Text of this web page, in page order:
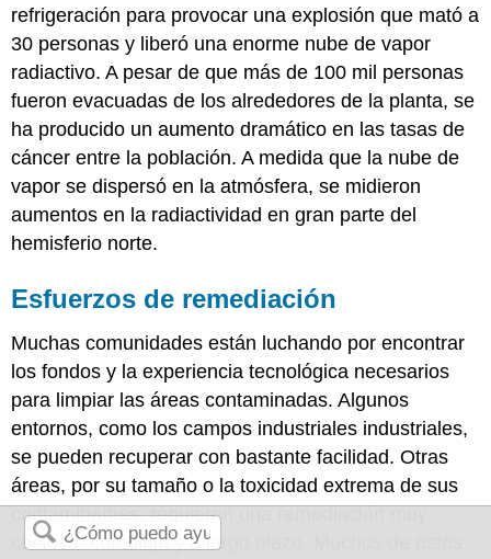
refrigeración para provocar una explosión que mató a
30 personas y liberó una enorme nube de vapor
radiactivo. A pesar de que más de 100 mil personas
fueron evacuadas de los alrededores de la planta, se
ha producido un aumento dramático en las tasas de
cáncer entre la población. A medida que la nube de
vapor se dispersó en la atmósfera, se midieron
aumentos en la radiactividad en gran parte del
hemisferio norte.
Esfuerzos de remediación
Muchas comunidades están luchando por encontrar
los fondos y la experiencia tecnológica necesarios
para limpiar las áreas contaminadas. Algunos
entornos, como los campos industriales industriales,
se pueden recuperar con bastante facilidad. Otras
áreas, por su tamaño o la toxicidad extrema de sus
contaminantes, requieren una remediación muy
costosa, compleja y a largo plazo. Muchos de estos